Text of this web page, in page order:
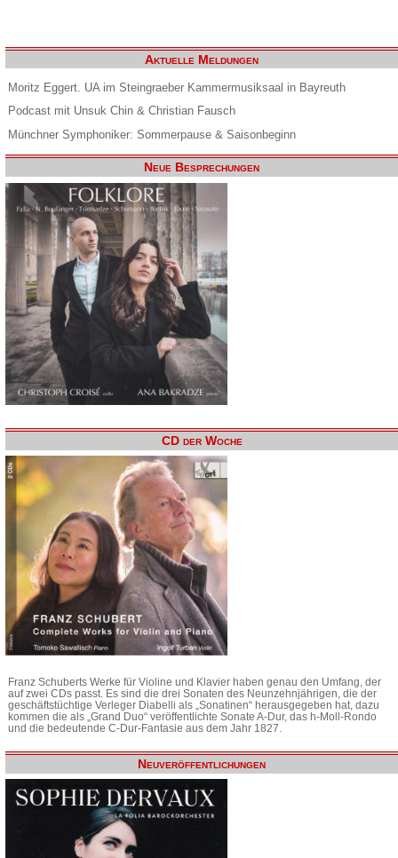
Aktuelle Meldungen
Moritz Eggert. UA im Steingraeber Kammermusiksaal in Bayreuth
Podcast mit Unsuk Chin & Christian Fausch
Münchner Symphoniker: Sommerpause & Saisonbeginn
Neue Besprechungen
CD der Woche
Franz Schuberts Werke für Violine und Klavier haben genau den Umfang, der
auf zwei CDs passt. Es sind die drei Sonaten des Neunzehnjährigen, die der
geschäftstüchtige Verleger Diabelli als „Sonatinen“ herausgegeben hat, dazu
kommen die als „Grand Duo“ veröffentlichte Sonate A-Dur, das h-Moll-Rondo
und die bedeutende C-Dur-Fantasie aus dem Jahr 1827.
Neuveröffentlichungen